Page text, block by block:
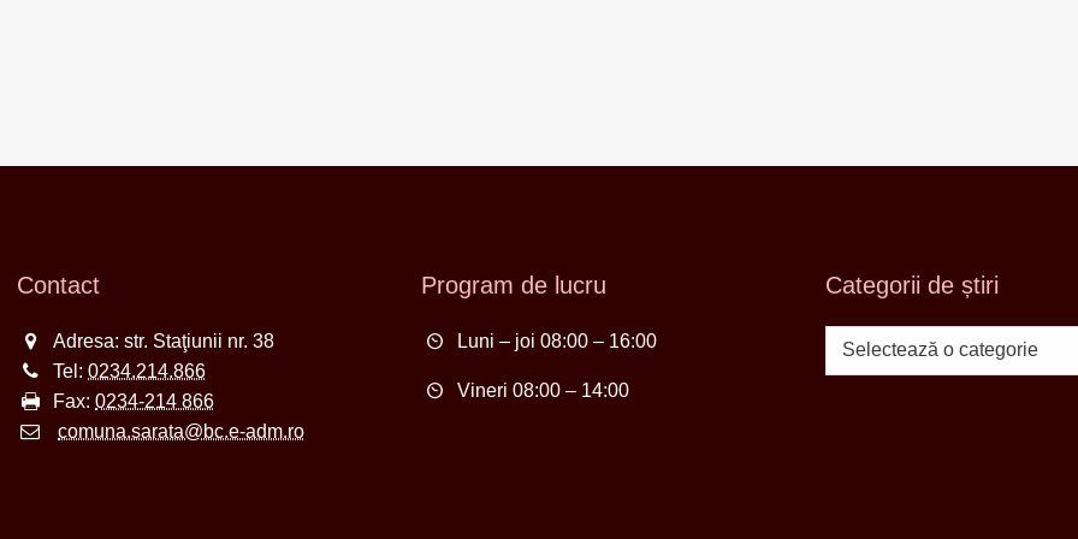
Contact
Adresa: str. Staţiunii nr. 38
Tel: 0234.214.866
Fax: 0234-214 866
comuna.sarata@bc.e-adm.ro
Program de lucru
Luni – joi 08:00 – 16:00
Vineri 08:00 – 14:00
Categorii de știri
Categorii
de